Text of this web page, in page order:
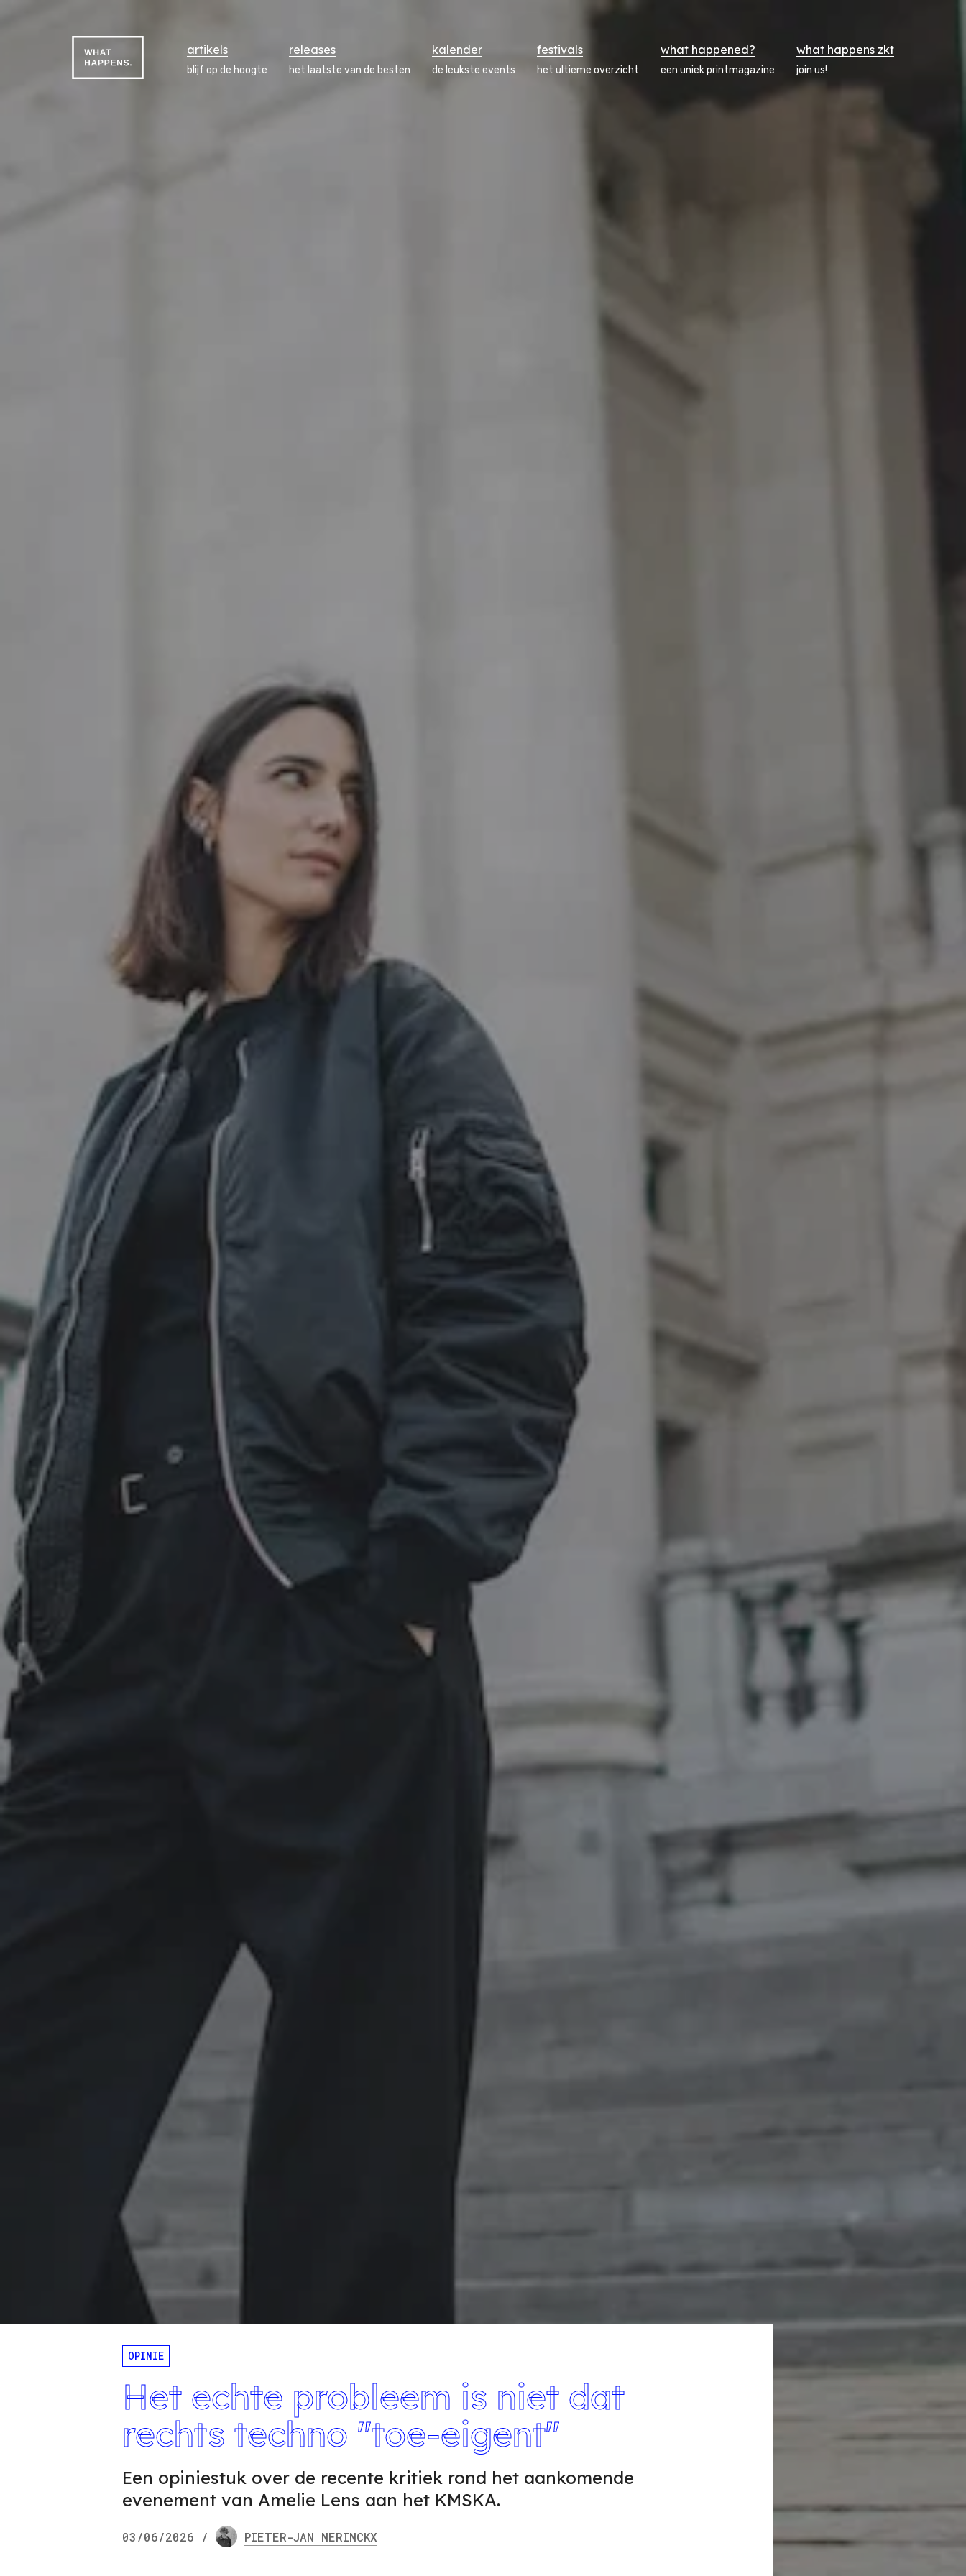
artikels
blijf op de hoogte
releases
het laatste van de besten
kalender
de leukste events
festivals
het ultieme overzicht
what happened?
een uniek printmagazine
what happens zkt
join us!
OPINIE
Het echte probleem is niet dat
rechts techno "toe-eigent"
Een opiniestuk over de recente kritiek rond het aankomende
evenement van Amelie Lens aan het KMSKA.
03/06/2026 / PIETER-JAN NERINCKX